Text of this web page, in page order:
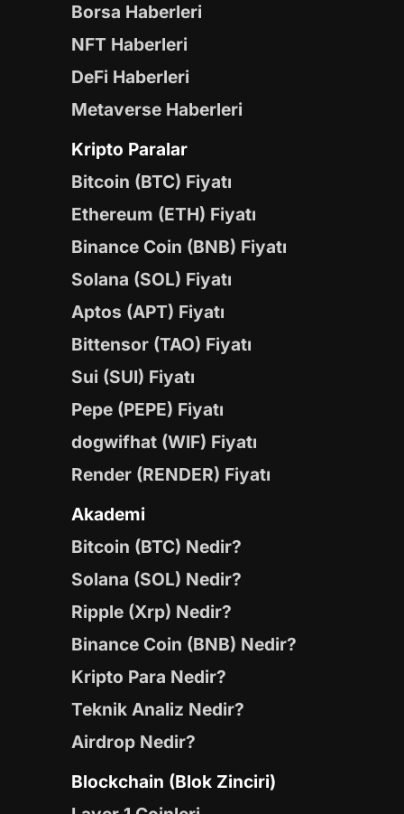
Borsa Haberleri
NFT Haberleri
DeFi Haberleri
Metaverse Haberleri
Kripto Paralar
Bitcoin (BTC) Fiyatı
Ethereum (ETH) Fiyatı
Binance Coin (BNB) Fiyatı
Solana (SOL) Fiyatı
Aptos (APT) Fiyatı
Bittensor (TAO) Fiyatı
Sui (SUI) Fiyatı
Pepe (PEPE) Fiyatı
dogwifhat (WIF) Fiyatı
Render (RENDER) Fiyatı
Akademi
Bitcoin (BTC) Nedir?
Solana (SOL) Nedir?
Ripple (Xrp) Nedir?
Binance Coin (BNB) Nedir?
Kripto Para Nedir?
Teknik Analiz Nedir?
Airdrop Nedir?
Blockchain (Blok Zinciri)